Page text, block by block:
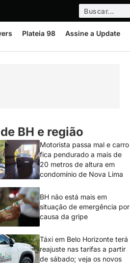
Plateia 98 Assine a Update
BH e região
Motorista passa mal e carro
fica pendurado a mais de
20 metros de altura em
condomínio de Nova Lima
BH não está mais em
situação de emergência por
causa da gripe
Táxi em Belo Horizonte terá
reajuste nas tarifas a partir
de sábado; veja os novos